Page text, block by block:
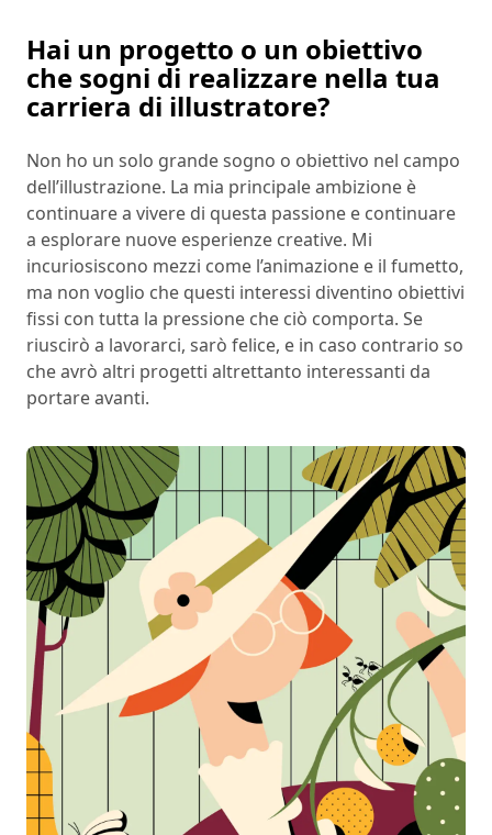
Hai un progetto o un obiettivo
che sogni di realizzare nella tua
carriera di illustratore?
Non ho un solo grande sogno o obiettivo nel campo
dell’illustrazione. La mia principale ambizione è
continuare a vivere di questa passione e continuare
a esplorare nuove esperienze creative. Mi
incuriosiscono mezzi come l’animazione e il fumetto,
ma non voglio che questi interessi diventino obiettivi
fissi con tutta la pressione che ciò comporta. Se
riuscirò a lavorarci, sarò felice, e in caso contrario so
che avrò altri progetti altrettanto interessanti da
portare avanti.